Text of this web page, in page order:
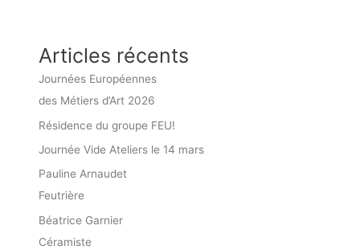
Articles récents
Journées Européennes
des Métiers d’Art 2026
Résidence du groupe FEU!
Journée Vide Ateliers le 14 mars
Pauline Arnaudet
Feutrière
Béatrice Garnier
Céramiste